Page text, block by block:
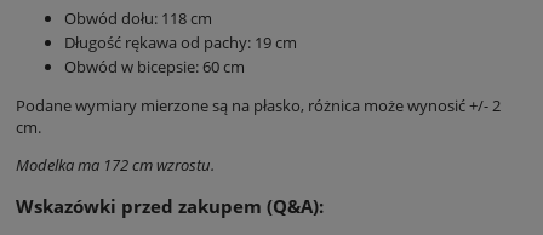
Obwód dołu: 118 cm
Długość rękawa od pachy: 19 cm
Obwód w bicepsie: 60 cm
Podane wymiary mierzone są na płasko, różnica może wynosić +/- 2
cm.
Modelka ma 172 cm wzrostu.
Wskazówki przed zakupem (Q&A):